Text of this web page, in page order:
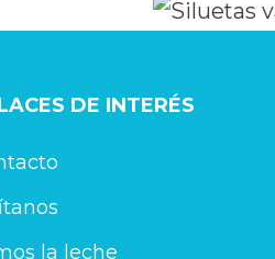
DE INTERÉS
la leche